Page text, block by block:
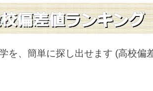
を、簡単に探し出せます (高校偏